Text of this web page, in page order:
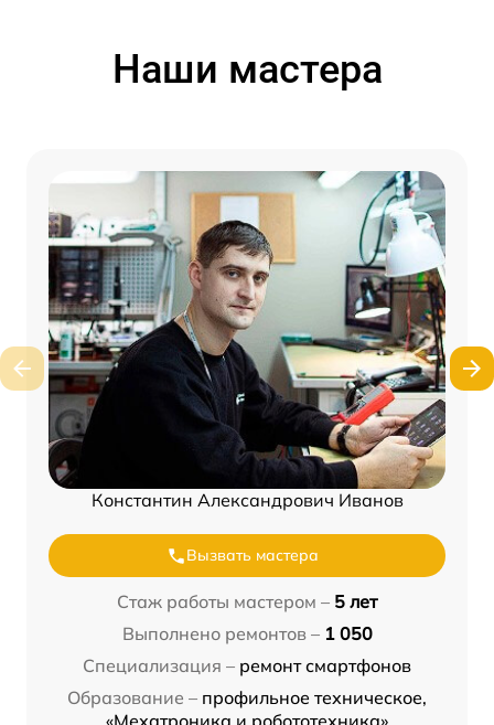
Наши мастера
Константин Александрович Иванов
Вызвать мастера
Стаж работы мастером – 5 лет
Выполнено ремонтов – 1 050
Специализация – ремонт смартфонов
Образование – профильное техническое,